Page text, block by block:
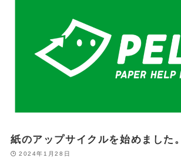
紙のアップサイクルを始めました。
2024年1月28日